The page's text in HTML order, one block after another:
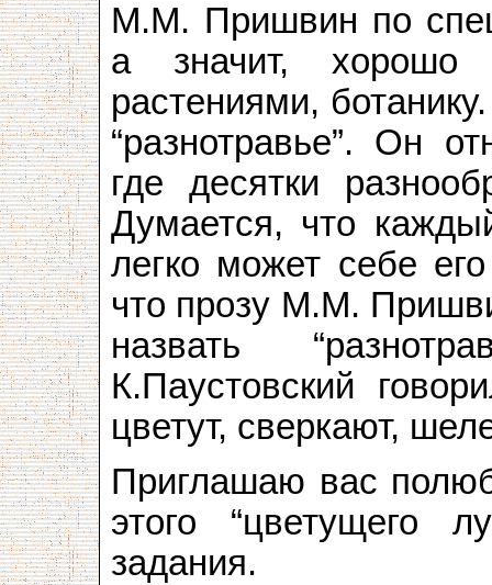
М.М. Пришвин по
а значит,
растениями,
“разнотравье”. Он
где десятки
Думается, что
легко может себе
что прозу М.М.
назвать
К.Паустовский
цветут, сверкают,
Приглашаю вас
этого “цветущего
задания.